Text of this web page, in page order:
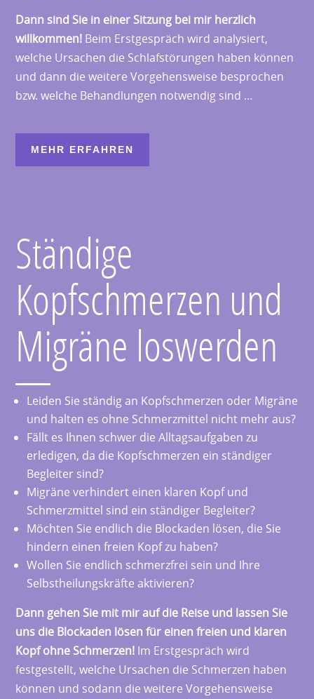
Dann sind Sie in einer Sitzung bei mir herzlich
willkommen! Beim Erstgespräch wird analysiert,
welche Ursachen die Schlafstörungen haben können
und dann die weitere Vorgehensweise besprochen
bzw. welche Behandlungen notwendig sind …
MEHR ERFAHREN
Ständige
Kopfschmerzen und
Migräne loswerden
Leiden Sie ständig an Kopfschmerzen oder Migräne
und halten es ohne Schmerzmittel nicht mehr aus?
Fällt es Ihnen schwer die Alltagsaufgaben zu
erledigen, da die Kopfschmerzen ein ständiger
Begleiter sind?
Migräne verhindert einen klaren Kopf und
Schmerzmittel sind ein ständiger Begleiter?
Möchten Sie endlich die Blockaden lösen, die Sie
hindern einen freien Kopf zu haben?
Wollen Sie endlich schmerzfrei sein und Ihre
Selbstheilungskräfte aktivieren?
Dann gehen Sie mit mir auf die Reise und lassen Sie
uns die Blockaden lösen für einen freien und klaren
Kopf ohne Schmerzen! Im Erstgespräch wird
festgestellt, welche Ursachen die Schmerzen haben
können und sodann die weitere Vorgehensweise